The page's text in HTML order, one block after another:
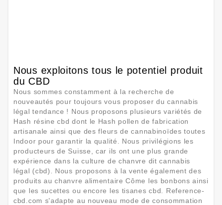
Nous exploitons tous le potentiel produit
du CBD
Nous sommes constamment à la recherche de
nouveautés pour toujours vous proposer du cannabis
légal tendance ! Nous proposons plusieurs variétés de
Hash résine cbd dont le Hash pollen de fabrication
artisanale ainsi que des fleurs de cannabinoïdes toutes
Indoor pour garantir la qualité. Nous privilégions les
producteurs de Suisse, car ils ont une plus grande
expérience dans la culture de chanvre dit cannabis
légal (cbd). Nous proposons à la vente également des
produits au chanvre alimentaire Côme les bonbons ainsi
que les sucettes ou encore les tisanes cbd. Reference-
cbd.com s'adapte au nouveau mode de consommation